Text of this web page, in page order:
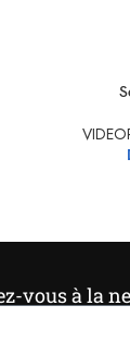
AJOUTER
vous à la